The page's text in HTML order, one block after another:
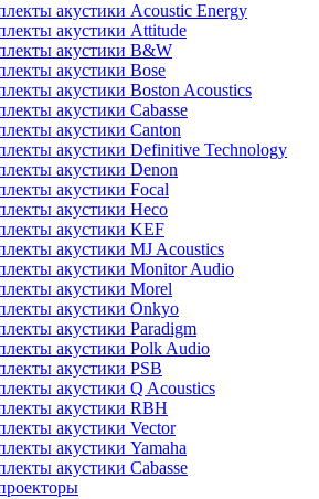
акустики Acoustic Energy
акустики Attitude
акустики B&W
акустики Bose
акустики Boston Acoustics
акустики Cabasse
акустики Canton
акустики Definitive Technology
акустики Denon
акустики Focal
акустики Heco
акустики KEF
акустики MJ Acoustics
акустики Monitor Audio
акустики Morel
акустики Onkyo
акустики Paradigm
акустики Polk Audio
акустики PSB
акустики Q Acoustics
акустики RBH
акустики Vector
акустики Yamaha
акустики Сabasse